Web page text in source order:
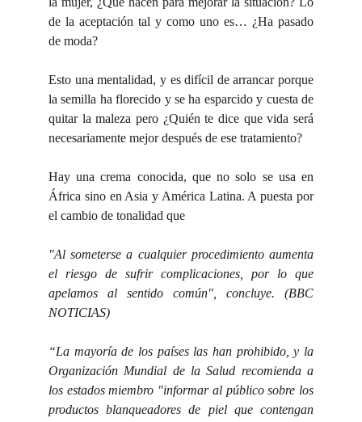
de la aceptación tal y como uno es… ¿Ha pasado
de moda?
Esto una mentalidad, y es difícil de arrancar porque
la semilla ha florecido y se ha esparcido y cuesta de
quitar la maleza pero ¿Quién te dice que vida será
necesariamente mejor después de ese tratamiento?
Hay una crema conocida, que no solo se usa en
África sino en Asia y América Latina. A puesta por
el cambio de tonalidad que
"Al someterse a cualquier procedimiento aumenta
el riesgo de sufrir complicaciones, por lo que
apelamos al sentido común", concluye. (BBC
NOTICIAS)
“La mayoría de los países las han prohibido, y la
Organización Mundial de la Salud recomienda a
los estados miembro "informar al público sobre los
productos blanqueadores de piel que contengan